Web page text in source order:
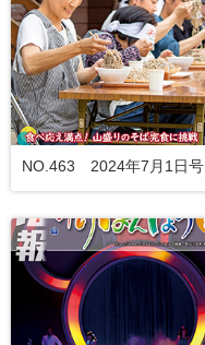
NO.463 2024年7月1日号